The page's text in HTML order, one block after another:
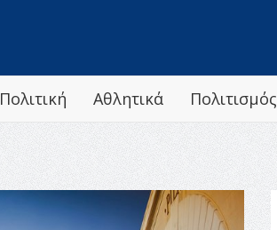
Πολιτική Αθλητικά Πολιτισμός